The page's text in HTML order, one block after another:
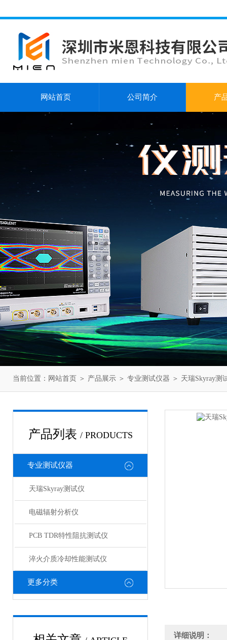
网站首页 公司简介 产
当前位置： 网站首页 ＞ 产品展示 ＞ 专业测试仪器 ＞ 天瑞Skyray测
产品列表 / PRODUCTS
专业测试仪器
天瑞Skyray测试仪
电磁辐射分析仪
PCB TDR特性阻抗测试仪
淬火介质冷却性能测试仪
更多分类
详细说明：